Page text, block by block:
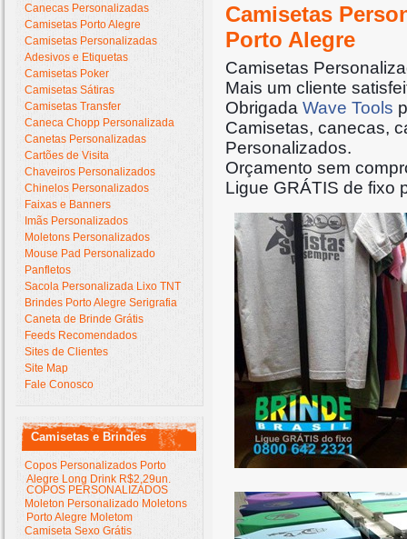
Canecas Personalizadas
Camisetas Porto Alegre
Camisetas Personalizadas
Adesivos e Etiquetas
Camisetas Poker
Camisetas Sátiras
Camisetas Transfer
Caneca Chopp Personalizada
Canetas Personalizadas
Cartões de Visita
Chaveiros Personalizados
Chinelos Personalizados
Faixas e Banners
Imãs Personalizados
Moletons Personalizados
Mouse Pad Personalizado
Panfletos
Sacola Personalizada Lixo TNT
Brindes Porto Alegre Serigrafia
Caneta de Brinde Grátis
Feeds Recomendados
Sites de Clientes
Site Map
Fale Conosco
Camisetas e Brindes
Copos Personalizados Porto
Alegre Long Drink R$2,29un.
COPOS PERSONALIZADOS
Moleton Personalizado Moletons
Porto Alegre Moletom
Camiseta Sexo Grátis
Camisetas
Porto Alegre
Camisetas
Mais um cliente
Obrigada Wave Tools
Camisetas, canecas,
Personalizados.
Orçamento sem
Ligue GRÁTIS de fixo